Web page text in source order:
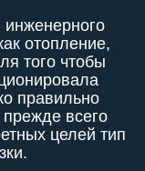
отопление,
того чтобы
правильно
всего
целей тип